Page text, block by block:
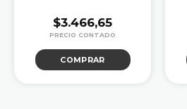
$3.466,65
COMPRAR